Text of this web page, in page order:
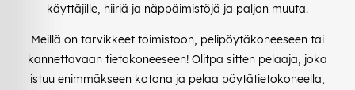
käyttäjille, hiiriä ja näppäimistöjä ja paljon muuta.
Meillä on tarvikkeet toimistoon, pelipöytäkoneeseen tai
kannettavaan tietokoneeseen! Olitpa sitten pelaaja, joka
istuu enimmäkseen kotona ja pelaa pöytätietokoneella,